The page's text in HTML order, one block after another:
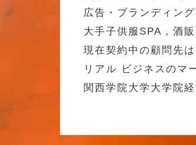
広告・ブランディン
大手子供服SPA，酒
現在契約中の顧問先
リアル ビジネスのマ
関西学院大学大学院